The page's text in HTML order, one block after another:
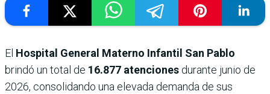
El Hospital General Materno Infantil San Pablo
brindó un total de 16.877 atenciones durante junio de
2026, consolidando una elevada demanda de sus